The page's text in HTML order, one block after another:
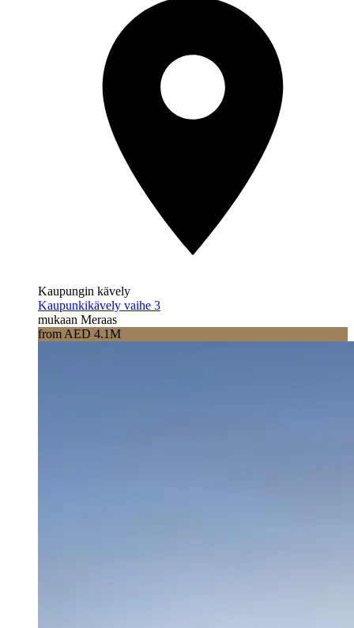
Kaupungin kävely
Kaupunkikävely vaihe 3
mukaan Meraas
from AED 4.1M